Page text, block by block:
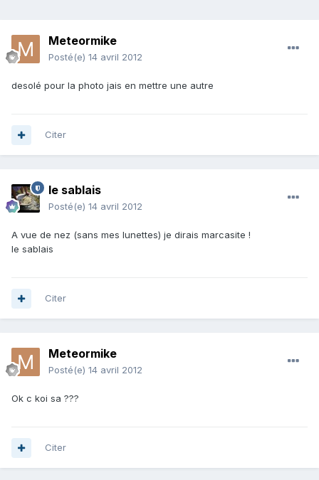
Meteormike
Posté(e) 14 avril 2012
desolé pour la photo jais en mettre une autre
Citer
le sablais
Posté(e) 14 avril 2012
A vue de nez (sans mes lunettes) je dirais marcasite !
le sablais
Citer
Meteormike
Posté(e) 14 avril 2012
Ok c koi sa ???
Citer